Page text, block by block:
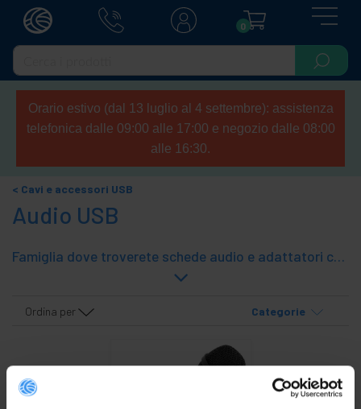
0
Orario estivo (dal 13 luglio al 4 settembre): assistenza
telefonica dalle 09:00 alle 17:00 e negozio dalle 08:00
alle 16:30.
Cavi e accessori USB
Audio USB
Famiglia dove troverete schede audio e adattatori che permettono la cattura e la riproduzione del suono in diversi formati.
Ordina per Categorie